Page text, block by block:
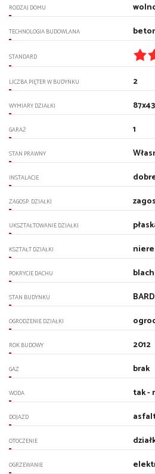
RODZAJ DOMU
TECHNOLOGIA BUDOWLANA
STANDARD
LICZBA PIĘTER W BUDYNKU 2
WYMIARY DZIAŁKI
GARAŻ 1
STAN PRAWNY
INSTALACJE
ZAGOSP. DZIAŁKI
UKSZTAŁTOWANIE DZIAŁKI
KSZTAŁT DZIAŁKI
POKRYCIE DACHU
STAN BUDYNKU
OGRODZENIE DZIAŁKI
ROK BUDOWY 2012
GAZ brak
WODA tak -
DOJAZD
OTOCZENIE
OGRZEWANIE